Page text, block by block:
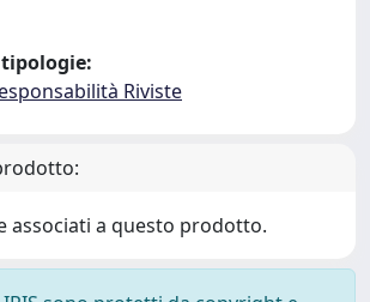
Riviste
associati a questo prodotto.